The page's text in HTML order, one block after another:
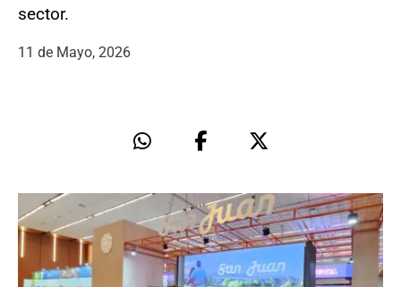
sector.
11 de Mayo, 2026